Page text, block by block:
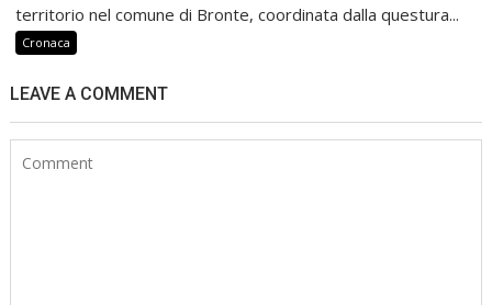
territorio nel comune di Bronte, coordinata dalla questura...
Cronaca
LEAVE A COMMENT